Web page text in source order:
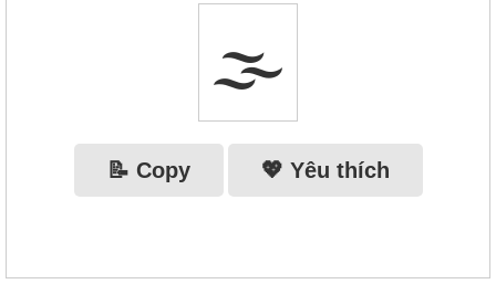
🌫
📝 Copy 💖 Yêu thích